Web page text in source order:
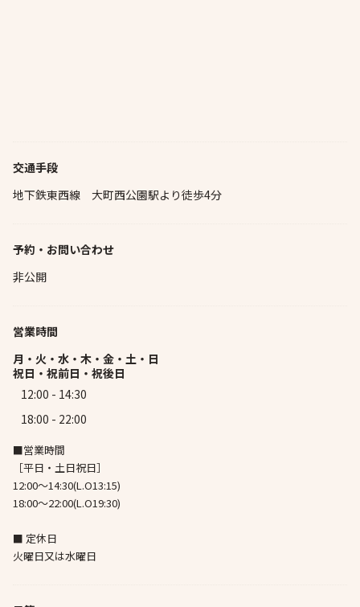
交通手段
地下鉄東西線 大町西公園駅より徒歩4分
予約・お問い合わせ
非公開
営業時間
月・火・水・木・金・土・日
祝日・祝前日・祝後日
12:00 - 14:30
18:00 - 22:00
■営業時間
［平日・土日祝日］
12:00～14:30(L.O13:15)
18:00～22:00(L.O19:30)
■ 定休日
火曜日又は水曜日